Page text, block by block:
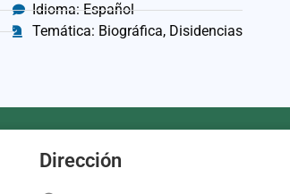
Idioma: Español
Temática: Biográfica, Disidencias
Dirección